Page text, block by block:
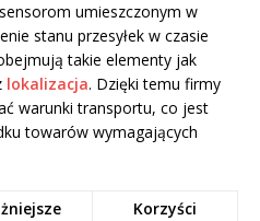
umieszczonym w
stanu przesyłek w czasie
takie elementy jak
lokalizacja. Dzięki temu firmy
warunki transportu, co jest
towarów wymagających
Korzyści